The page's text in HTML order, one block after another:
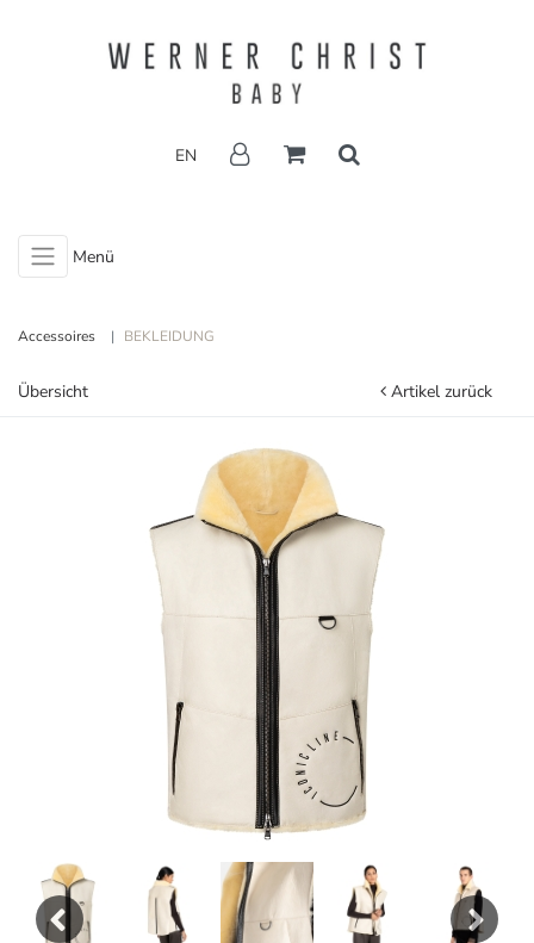
EN
Menü
Accessoires BEKLEIDUNG
Übersicht Artikel zurück